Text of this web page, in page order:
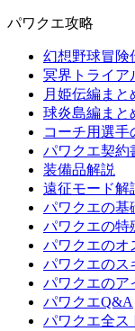
パワクエ攻略
幻想野球冒険
冥界トライア
月姫伝編まと
球炎島編まと
コーチ用選手
パワクエ契約
装備品解説
遠征モード解
パワクエの基
パワクエの特
パワクエのオ
パワクエのス
パワクエのア
パワクエQ&A
パワクエ全ス